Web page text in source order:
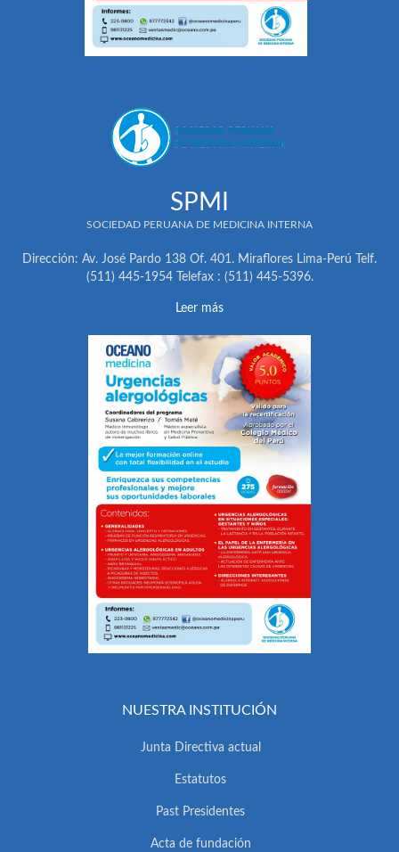
SPMI
SOCIEDAD PERUANA DE MEDICINA INTERNA
Dirección: Av. José Pardo 138 Of. 401. Miraflores Lima-Perú Telf.
(511) 445-1954 Telefax : (511) 445-5396.
Leer más
NUESTRA INSTITUCIÓN
Junta Directiva actual
Estatutos
Past Presidentes
Acta de fundación